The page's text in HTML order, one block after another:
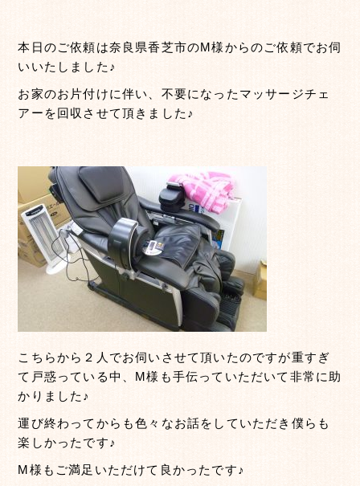
本日のご依頼は奈良県香芝市のM様からのご依頼でお伺
いいたしました♪
お家のお片付けに伴い、不要になったマッサージチェ
アーを回収させて頂きました♪
こちらから２人でお伺いさせて頂いたのですが重すぎ
て戸惑っている中、M様も手伝っていただいて非常に助
かりました♪
運び終わってからも色々なお話をしていただき僕らも
楽しかったです♪
M様もご満足いただけて良かったです♪